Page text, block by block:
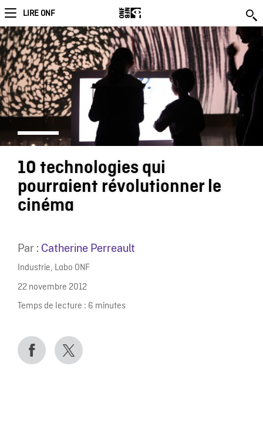
LIRE ONF
10 technologies qui
pourraient révolutionner le
cinéma
Par : Catherine Perreault
Industrie, Labo ONF
22 novembre 2012
Temps de lecture : 6 minutes